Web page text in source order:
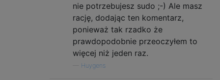
nie potrzebujesz sudo ;-) Ale masz
rację, dodając ten komentarz,
ponieważ tak rzadko że
prawdopodobnie przeoczyłem to
więcej niż jeden raz.
Huygens